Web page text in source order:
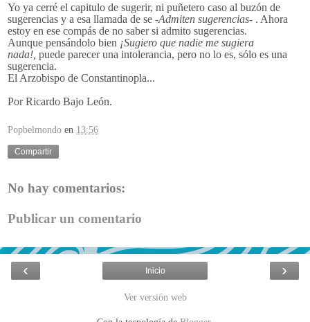
Yo ya cerré el capitulo de sugerir, ni puñetero caso al buzón de
sugerencias y a esa llamada de se -Admiten sugerencias- . Ahora
estoy en ese compás de no saber si admito sugerencias.
Aunque pensándolo bien ¡Sugiero que nadie me sugiera
nada!, puede parecer una intolerancia, pero no lo es, sólo es una
sugerencia.
El Arzobispo de Constantinopla...
Por Ricardo Bajo León.
Popbelmondo en 13:56
Compartir
No hay comentarios:
Publicar un comentario
‹ ›
Inicio
Ver versión web